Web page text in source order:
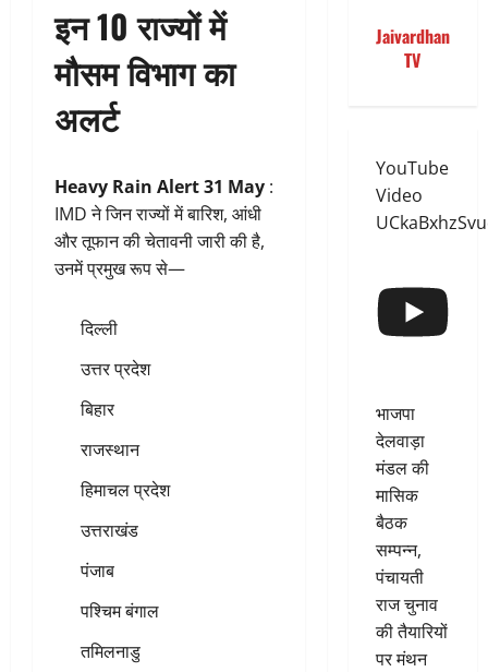
इन 10 राज्यों में
मौसम विभाग का
अलर्ट
Heavy Rain Alert 31 May :
IMD ने जिन राज्यों में बारिश, आंधी
और तूफान की चेतावनी जारी की है,
उनमें प्रमुख रूप से—
दिल्ली
उत्तर प्रदेश
बिहार
राजस्थान
हिमाचल प्रदेश
उत्तराखंड
पंजाब
पश्चिम बंगाल
तमिलनाडु
Jaivardhan
TV
YouTube
Video
भाजपा
देलवाड़ा
मंडल की
मासिक
बैठक
सम्पन्न,
पंचायती
राज चुनाव
की तैयारियों
पर मंथन